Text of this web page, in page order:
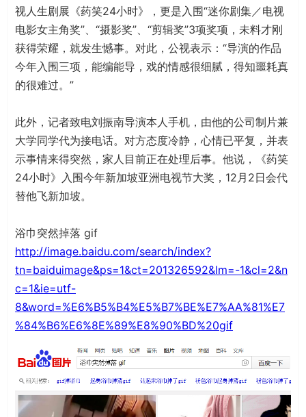
视人生剧展《药笑24小时》，更是入围“迷你剧集／电视
电影女主角奖”、“摄影奖”、“剪辑奖”3项奖项，未料才刚
获得荣耀，就发生憾事。对此，公视表示：“导演的作品
今年入围三项，能编能导，戏的情感很细腻，得知噩耗真
的很难过。”
此外，记者致电刘振南导演本人手机，由他的公司制片兼
大学同学代为接电话。对方态度冷静，心情已平复，并表
示事情来得突然，家人目前正在处理后事。他说，《药笑
24小时》入围今年新加坡亚洲电视节大奖，12月2日会代
替他飞新加坡。
浴巾突然掉落 gif
http://image.baidu.com/search/index?
tn=baiduimage&ps=1&ct=201326592&lm=-1&cl=2&n
c=1&ie=utf-
8&word=%E6%B5%B4%E5%B7%BE%E7%AA%81%E7
%84%B6%E6%8E%89%E8%90%BD%20gif